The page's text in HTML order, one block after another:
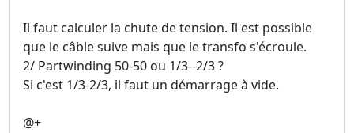
Il faut calculer la chute de tension. Il est possible
que le câble suive mais que le transfo s'écroule.
2/ Partwinding 50-50 ou 1/3--2/3 ?
Si c'est 1/3-2/3, il faut un démarrage à vide.
@+